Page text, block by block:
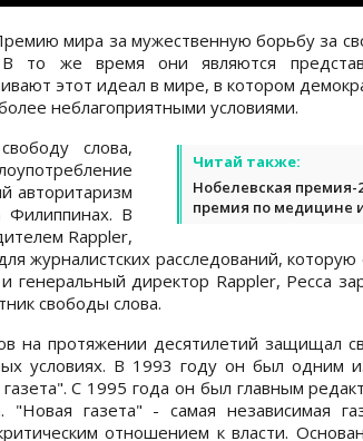
мира за мужественную борьбу за
то же время они являются
этот идеал в мире, в котором
неблагоприятными условиями.
Читай также:
Нобелевская премия-
премия по медицине
слова,
авторитаризм
Филиппинах. В
Rappler,
журналистских расследований, которую
генеральный директор Rappler, Ресса
свободы слова.
на протяжении десятилетий защищал
условиях. В 1993 году он был одним
С 1995 года он был главным
газета" - самая независимая
отношением к власти.